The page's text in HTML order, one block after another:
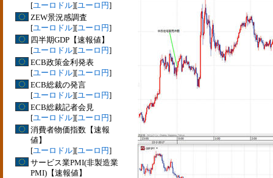
[ユーロドル][ユーロ円]
ZEW景況感調査
[ユーロドル][ユーロ円]
四半期GDP【速報値】
[ユーロドル][ユーロ円]
ECB政策金利発表
[ユーロドル][ユーロ円]
ECB総裁の発言
[ユーロドル][ユーロ円]
ECB総裁記者会見
[ユーロドル][ユーロ円]
消費者物価指数【速報
値】
[ユーロドル][ユーロ円]
サービス業PMI(非製造業
PMI)【速報値】